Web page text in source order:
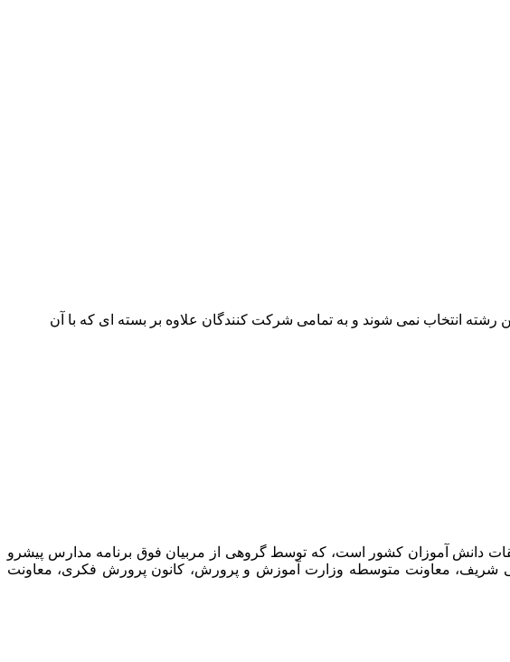
انتخاب نمی شوند و به تمامی شرکت کنندگان علاوه بر بسته ای که با آن
دانش آموزان کشور است، که توسط گروهی از مربیان فوق برنامه مدارس پیشرو
شریف، معاونت متوسطه وزارت آموزش و پرورش، کانون پرورش فکری، معاونت